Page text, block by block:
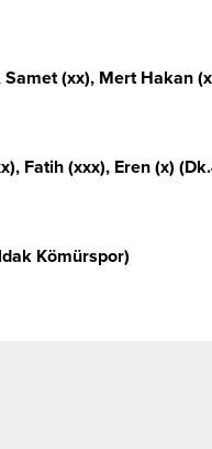
Samet (xx), Mert Hakan
Fatih (xxx), Eren (x)
Kömürspor)